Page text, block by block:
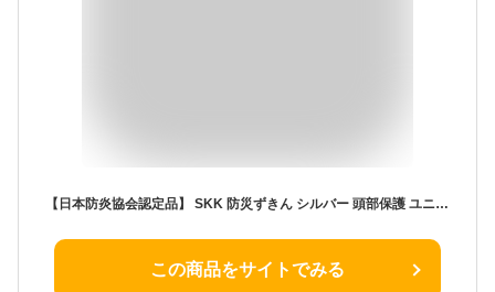
【日本防炎協会認定品】 SKK 防災ずきん シルバー 頭部保護 ユニセックス サイズフリー 避難用品 避難グッズ マスク入れ付き 防災 耐火 光沢
この商品をサイトでみる